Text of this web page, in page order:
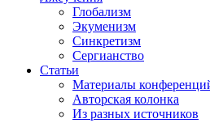
Глобализм
Экуменизм
Синкретизм
Сергианство
Статьи
Материалы
Авторская колонка
Из разных источников